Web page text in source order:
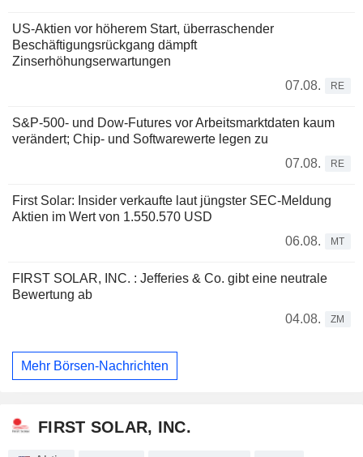
US-Aktien vor höherem Start, überraschender
Beschäftigungsrückgang dämpft
Zinserhöhungserwartungen
07.08.
RE
S&P-500- und Dow-Futures vor Arbeitsmarktdaten kaum
verändert; Chip- und Softwarewerte legen zu
07.08.
RE
First Solar: Insider verkaufte laut jüngster SEC-Meldung
Aktien im Wert von 1.550.570 USD
06.08.
MT
FIRST SOLAR, INC. : Jefferies & Co. gibt eine neutrale
Bewertung ab
04.08.
ZM
Mehr Börsen-Nachrichten
FIRST SOLAR, INC.